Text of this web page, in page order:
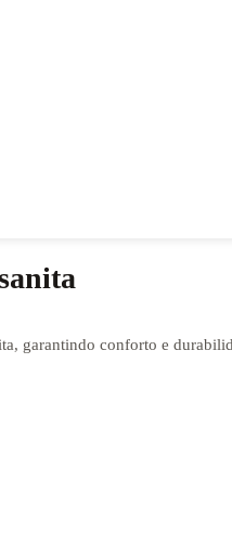
garantindo conforto e